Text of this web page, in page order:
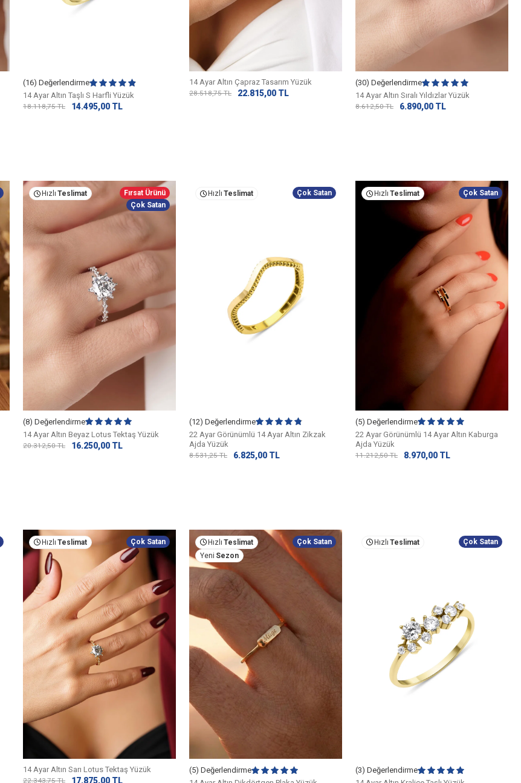
(16) Değerlendirme
14 Ayar Altın Taşlı S Harfli Yüzük
18.118,75TL 14.495,00 TL
14 Ayar Altın Çapraz Tasarım Yüzük
28.518,75TL 22.815,00 TL
(30) Değerlendirme
14 Ayar Altın Sıralı Yıldızlar Yüzük
8.612,50TL 6.890,00 TL
Hızlı Teslimat
Fırsat Ürünü
Çok Satan
(8) Değerlendirme
14 Ayar Altın Beyaz Lotus Tektaş Yüzük
20.312,50TL 16.250,00 TL
Hızlı Teslimat Çok Satan
(12) Değerlendirme
22 Ayar Görünümlü 14 Ayar Altın Zikzak
Ajda Yüzük
8.531,25TL 6.825,00 TL
Hızlı Teslimat Çok Satan
(5) Değerlendirme
22 Ayar Görünümlü 14 Ayar Altın Kaburga
Ajda Yüzük
11.212,50TL 8.970,00 TL
Hızlı Teslimat Çok Satan
14 Ayar Altın Sarı Lotus Tektaş Yüzük
22.343,75TL 17.875,00 TL
Hızlı Teslimat
Yeni Sezon
Çok Satan
(5) Değerlendirme
Hızlı Teslimat Çok Satan
(3) Değerlendirme